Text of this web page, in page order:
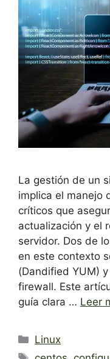
La gestión de un
implica el manejo
críticos que
actualización y el
servidor. Dos de
en este contexto
(Dandified YUM)
firewall. Este
guía clara … Leer
Categorías
Linux
Etiquetas